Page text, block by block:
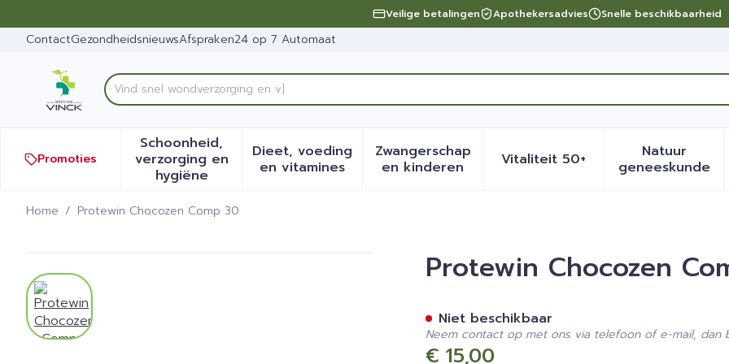
Veilige betalingen Apothekersadvies Snelle beschikbaarheid
ContactGezondheidsnieuwsAfspraken24 op 7 Automaat
Product, merk, categorie...
Vind
Promoties
Schoonheid,
verzorging en
hygiëneToon submenu voor Schoonheid, verzorging en hygiëne categorie
Dieet, voeding
en vitamines
Toon submenu voor Dieet, voeding en vitamines categorie
Zwangerschap
en kinderenToon submenu voor Zwangerschap en
Vitaliteit 50+Toon submenu voor
Natuur
geneeskunde
Toon
Home / Protewin Chocozen Comp 30
View larger image
Protewin Chocozen Comp 30 Protewin Chocozen
€ 15,00
Niet beschikbaar
Neem contact op met ons via telefoon of e-mail, dan